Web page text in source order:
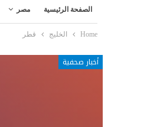
الصفحة الرئيسية مصر
Home الخليج قطر
أخبار صحفية